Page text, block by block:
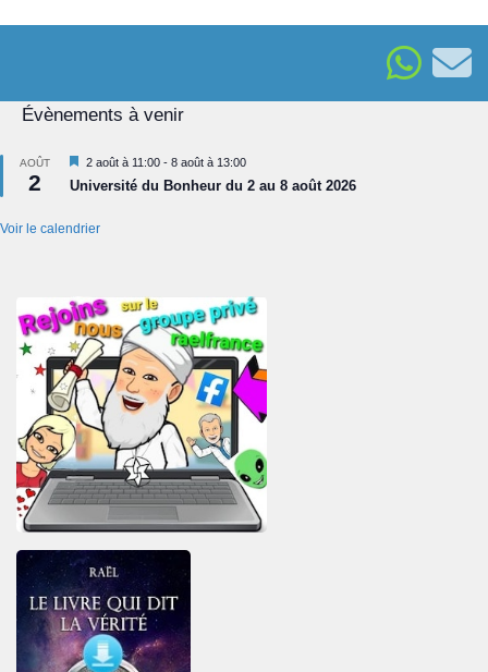
Évènements à venir
AOÛT
2
Mis
en
avant
2 août à 11:00 - 8 août à 13:00
Université du Bonheur du 2 au 8 août 2026
Voir le calendrier